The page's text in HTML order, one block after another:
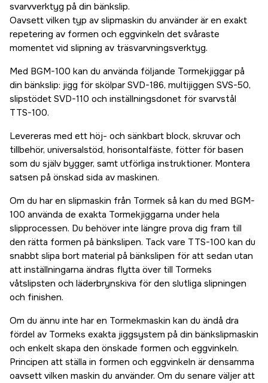
svarvverktyg på din bänkslip.
Oavsett vilken typ av slipmaskin du använder är en exakt
repetering av formen och eggvinkeln det svåraste
momentet vid slipning av träsvarvnings­verktyg.
Med BGM-100 kan du använda följande Tormekjiggar på
din bänkslip: jigg för skölpar SVD-186, multijiggen SVS-50,
slipstödet SVD-110 och inställningsdonet för svarvstål
TTS-100.
Levereras med ett höj- och sänkbart block, skruvar och
tillbehör, universalstöd, horisontalfäste, fötter för basen
som du själv bygger, samt utförliga instruktioner. Montera
satsen på önskad sida av maskinen.
Om du har en slipmaskin från Tormek så kan du med BGM-
100 använda de exakta Tormekjiggarna under hela
slipprocessen. Du behöver inte längre prova dig fram till
den rätta formen på bänkslipen. Tack vare TTS-100 kan du
snabbt slipa bort material på bänkslipen för att sedan utan
att inställningarna ändras flytta över till Tormeks
våtslipsten och läderbrynskiva för den slutliga slipningen
och finishen.
Om du ännu inte har en Tormekmaskin kan du ändå dra
fördel av Tormeks exakta jiggsystem på din bänkslipmaskin
och enkelt skapa den önskade formen och eggvinkeln.
Principen att ställa in formen och eggvinkeln är densamma
oavsett vilken maskin du använder. Om du senare väljer att